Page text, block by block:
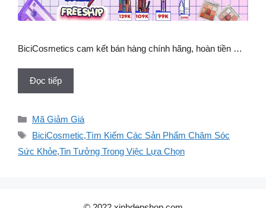
BiciCosmetics cam kết bán hàng chính hãng, hoàn tiền …
Đọc tiếp
Danh
mục
Mã Giảm Giá
Thẻ
BiciCosmetic,Tìm Kiếm Các Sản Phẩm Chăm Sóc
Sức Khỏe,Tin Tưởng Trong Việc Lựa Chọn